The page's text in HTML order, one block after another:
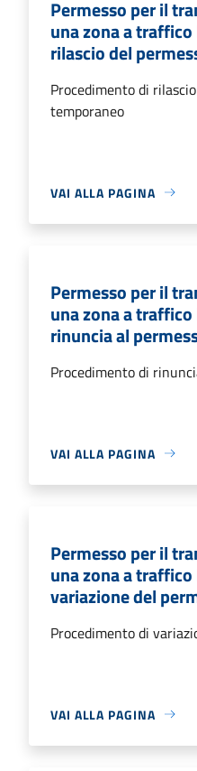
Permesso per il
una zona a
rilascio del
Procedimento di
temporaneo
VAI ALLA PAGINA
Permesso per il
una zona a
rinuncia al
Procedimento di
VAI ALLA PAGINA
Permesso per il
una zona a
variazione del
Procedimento di
VAI ALLA PAGINA